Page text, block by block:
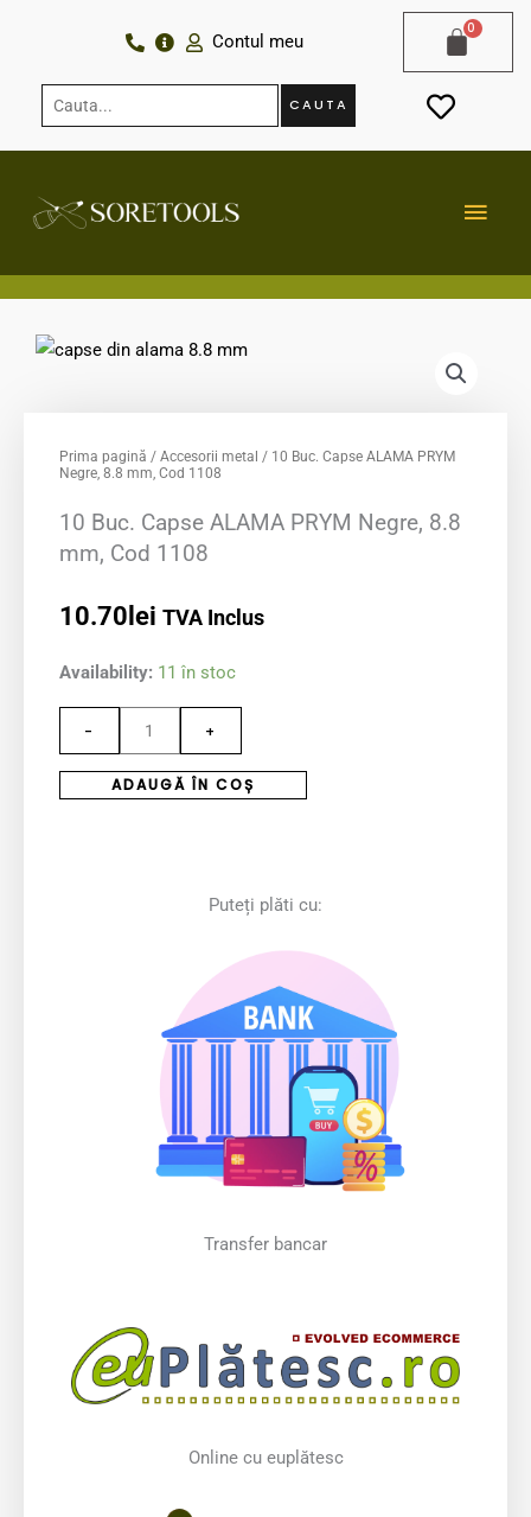
Contul meu
Cauta... CAUTA
Prima pagină / Accesorii metal / 10 Buc. Capse ALAMA PRYM
Negre, 8.8 mm, Cod 1108
10 Buc. Capse ALAMA PRYM Negre, 8.8
mm, Cod 1108
10.70 lei TVA Inclus
Availability: 11 în stoc
-
Cantitate
10
Buc.
Capse
ALAMA
+
ADAUGĂ ÎN COȘ
Puteți plăti cu:
Transfer bancar
Online cu euplătesc